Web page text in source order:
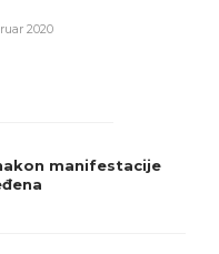
2020
manifestacije